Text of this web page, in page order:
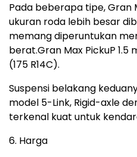
Pada beberapa tipe, Gran
ukuran roda lebih besar
memang diperuntukan
berat.Gran Max PickuP
(175 R14C).
Suspensi belakang
model 5-Link, Rigid-axle
terkenal kuat untuk
6. Harga